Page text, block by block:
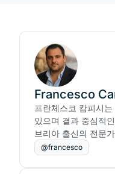
Francesco
프란체스코 캄피시
있으며 결과 중심적
브리아 출신의 전문
@francesco